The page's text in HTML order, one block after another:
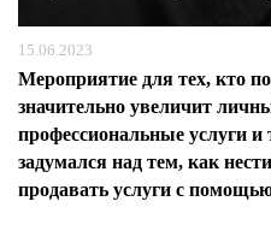
15.06.2023
Мероприятие для тех, кто
значительно увеличит
профессиональные услуги и
задумался над тем, как
продавать услуги с